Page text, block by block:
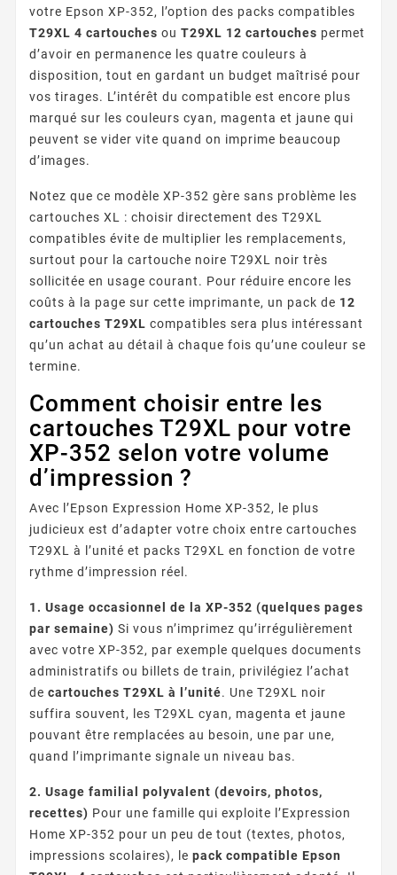
votre Epson XP-352, l’option des packs compatibles
T29XL 4 cartouches ou T29XL 12 cartouches permet
d’avoir en permanence les quatre couleurs à
disposition, tout en gardant un budget maîtrisé pour
vos tirages. L’intérêt du compatible est encore plus
marqué sur les couleurs cyan, magenta et jaune qui
peuvent se vider vite quand on imprime beaucoup
d’images.
Notez que ce modèle XP-352 gère sans problème les
cartouches XL : choisir directement des T29XL
compatibles évite de multiplier les remplacements,
surtout pour la cartouche noire T29XL noir très
sollicitée en usage courant. Pour réduire encore les
coûts à la page sur cette imprimante, un pack de 12
cartouches T29XL compatibles sera plus intéressant
qu’un achat au détail à chaque fois qu’une couleur se
termine.
Comment choisir entre les
cartouches T29XL pour votre
XP-352 selon votre volume
d’impression ?
Avec l’Epson Expression Home XP-352, le plus
judicieux est d’adapter votre choix entre cartouches
T29XL à l’unité et packs T29XL en fonction de votre
rythme d’impression réel.
1. Usage occasionnel de la XP-352 (quelques pages
par semaine) Si vous n’imprimez qu’irrégulièrement
avec votre XP-352, par exemple quelques documents
administratifs ou billets de train, privilégiez l’achat
de cartouches T29XL à l’unité. Une T29XL noir
suffira souvent, les T29XL cyan, magenta et jaune
pouvant être remplacées au besoin, une par une,
quand l’imprimante signale un niveau bas.
2. Usage familial polyvalent (devoirs, photos,
recettes) Pour une famille qui exploite l’Expression
Home XP-352 pour un peu de tout (textes, photos,
impressions scolaires), le pack compatible Epson